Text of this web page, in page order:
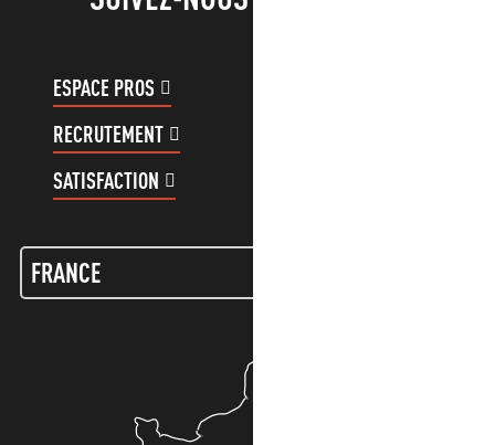
ESPACE PROS
RECRUTEMENT
SATISFACTION